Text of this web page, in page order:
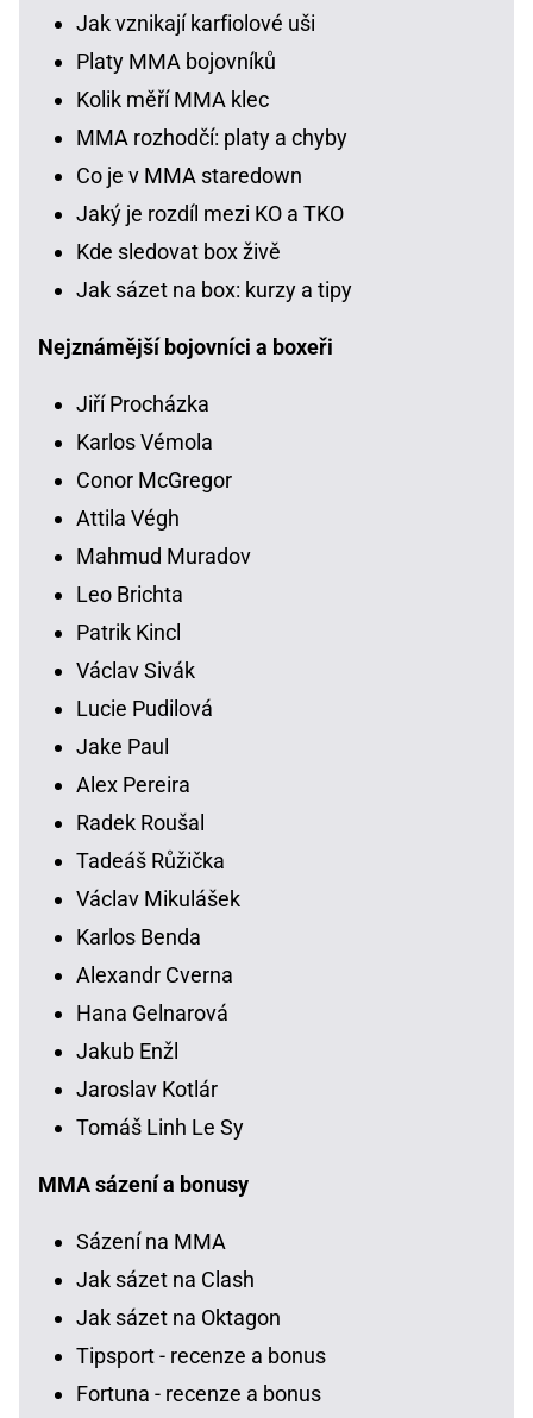
Jak vznikají karfiolové uši
Platy MMA bojovníků
Kolik měří MMA klec
MMA rozhodčí: platy a chyby
Co je v MMA staredown
Jaký je rozdíl mezi KO a TKO
Kde sledovat box živě
Jak sázet na box: kurzy a tipy
Nejznámější bojovníci a boxeři
Jiří Procházka
Karlos Vémola
Conor McGregor
Attila Végh
Mahmud Muradov
Leo Brichta
Patrik Kincl
Václav Sivák
Lucie Pudilová
Jake Paul
Alex Pereira
Radek Roušal
Tadeáš Růžička
Václav Mikulášek
Karlos Benda
Alexandr Cverna
Hana Gelnarová
Jakub Enžl
Jaroslav Kotlár
Tomáš Linh Le Sy
MMA sázení a bonusy
Sázení na MMA
Jak sázet na Clash
Jak sázet na Oktagon
Tipsport - recenze a bonus
Fortuna - recenze a bonus